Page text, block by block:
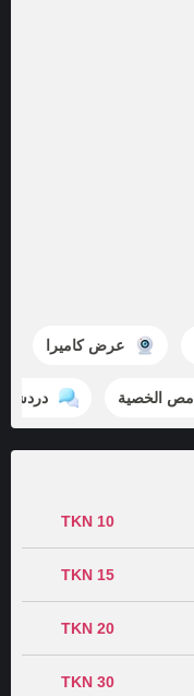
عرض كاميرا
مص الخصية دردشة
10 TKN
15 TKN
20 TKN
30 TKN